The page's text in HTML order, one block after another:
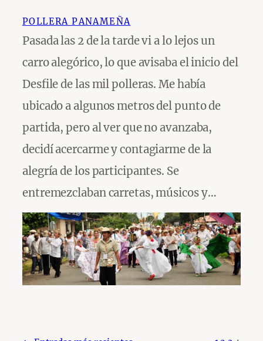
POLLERA PANAMEÑA
Pasada las 2 de la tarde vi a lo lejos un
carro alegórico, lo que avisaba el inicio del
Desfile de las mil polleras. Me había
ubicado a algunos metros del punto de
partida, pero al ver que no avanzaba,
decidí acercarme y contagiarme de la
alegría de los participantes. Se
entremezclaban carretas, músicos y…